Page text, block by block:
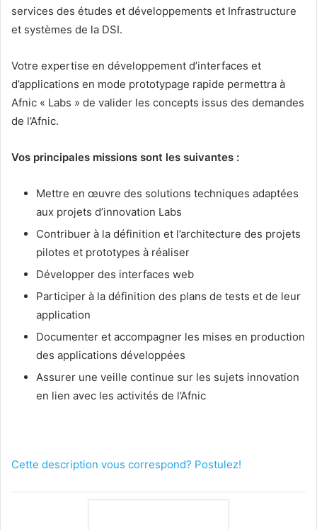
services des études et développements et Infrastructure
et systèmes de la DSI.
Votre expertise en développement d’interfaces et
d’applications en mode prototypage rapide permettra à
Afnic « Labs » de valider les concepts issus des demandes
de l’Afnic.
Vos principales missions sont les suivantes :
Mettre en œuvre des solutions techniques adaptées
aux projets d’innovation Labs
Contribuer à la définition et l’architecture des projets
pilotes et prototypes à réaliser
Développer des interfaces web
Participer à la définition des plans de tests et de leur
application
Documenter et accompagner les mises en production
des applications développées
Assurer une veille continue sur les sujets innovation
en lien avec les activités de l’Afnic
Cette description vous correspond? Postulez!